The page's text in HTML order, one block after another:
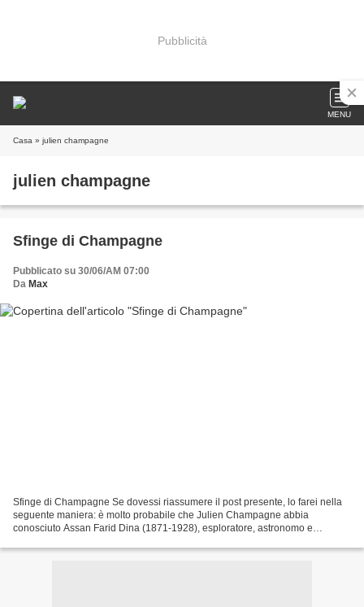
Pubblicità
MENU
Casa » julien champagne
julien champagne
Sfinge di Champagne
Pubblicato su 30/06/AM 07:00
Da Max
Sfinge di Champagne Se dovessi riassumere il post presente, lo farei nella
seguente maniera: è molto probabile che Julien Champagne abbia
conosciuto Assan Farid Dina (1871-1928), esploratore, astronomo e